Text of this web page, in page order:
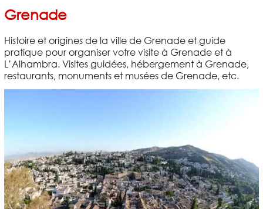
Grenade
Histoire et origines de la ville de Grenade et guide
pratique pour organiser votre visite à Grenade et à
L’Alhambra. Visites guidées, hébergement à Grenade,
restaurants, monuments et musées de Grenade, etc.